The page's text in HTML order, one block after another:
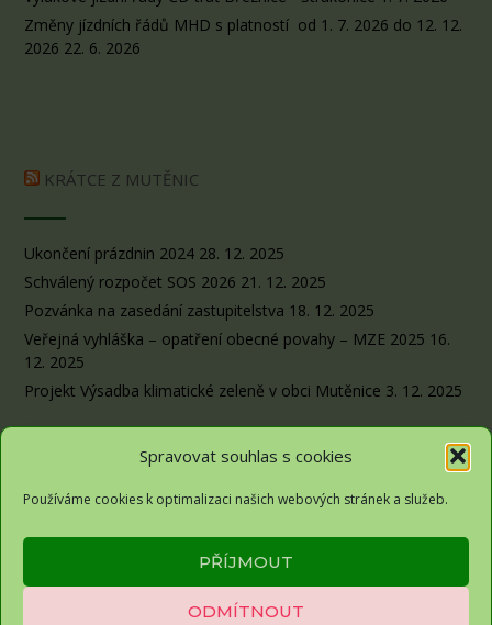
Spravovat souhlas s cookies
Používáme cookies k optimalizaci našich webových stránek a služeb.
PŘÍJMOUT
ODMÍTNOUT
Změny jízdních řádů MHD s platností od 1. 7. 2026 do 12. 12.
2026 22. 6. 2026
KRÁTCE Z MUTĚNIC
Ukončení prázdnin 2024 28. 12. 2025
Schválený rozpočet SOS 2026 21. 12. 2025
Pozvánka na zasedání zastupitelstva 18. 12. 2025
Veřejná vyhláška – opatření obecné povahy – MZE 2025 16.
12. 2025
Projekt Výsadba klimatické zeleně v obci Mutěnice 3. 12. 2025
Obec Sousedovice© 2026